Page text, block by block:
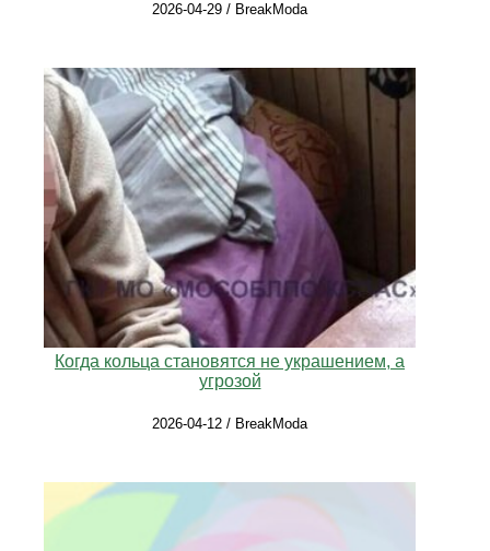
2026-04-29 / BreakModa
Когда кольца становятся не украшением, а
угрозой
2026-04-12 / BreakModa